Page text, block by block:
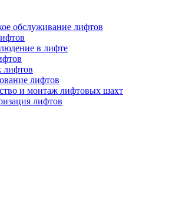
обслуживание лифтов
в лифте
лифтов
лифтов
и монтаж лифтовых шахт
лифтов